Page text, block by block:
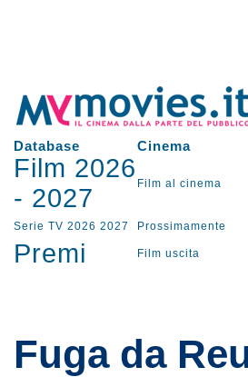
Database Cinema
Film 2026
- 2027 Film al cinema
Serie TV 2026 2027 Prossimamente
Premi Film uscita
Fuga da